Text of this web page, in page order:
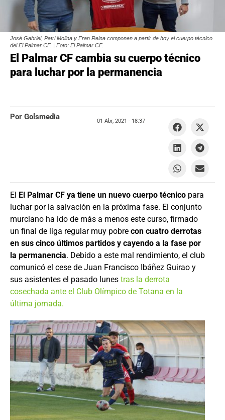
José Gabriel, Patri Molina y Fran Reina componen a partir de hoy el cuerpo técnico
del El Palmar CF. | Foto: El Palmar CF.
El Palmar CF cambia su cuerpo técnico
para luchar por la permanencia
El El Palmar CF ya tiene un nuevo cuerpo técnico para
luchar por la salvación en la próxima fase. El conjunto
murciano ha ido de más a menos este curso, firmado
un final de liga regular muy pobre con cuatro derrotas
en sus cinco últimos partidos y cayendo a la fase por
la permanencia. Debido a este mal rendimiento, el club
comunicó el cese de Juan Francisco Ibáñez Guirao y
sus asistentes el pasado lunes tras la derrota
cosechada ante el Club Olímpico de Totana en la
última jornada.
Por Golsmedia 01 Abr, 2021 - 18:37